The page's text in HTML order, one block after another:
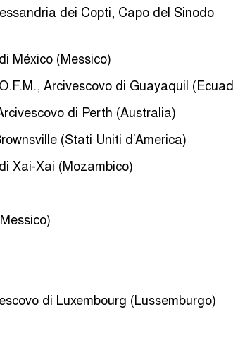
dei Copti, Capo del Sinodo
México (Messico)
Arcivescovo di Guayaquil
di Perth (Australia)
(Stati Uniti d’America)
Xai-Xai (Mozambico)
di Luxembourg (Lussemburgo)